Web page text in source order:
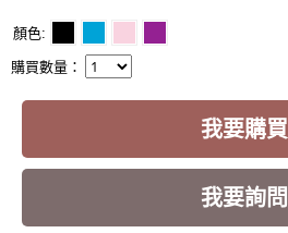
顏色
購買數量：
我要購買
我要詢問